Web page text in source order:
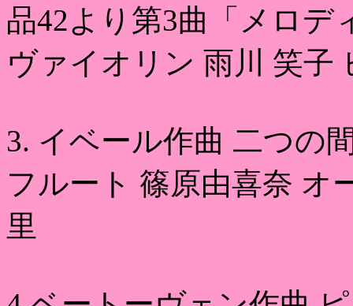
品42より第3曲「メロデ
ヴァイオリン 雨川 笑子
3. イベール作曲 二つの
フルート 篠原由喜奈 オ
里